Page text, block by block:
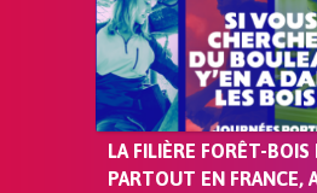
LA FILIÈRE FORÊT-BOIS
PARTOUT EN FRANCE,